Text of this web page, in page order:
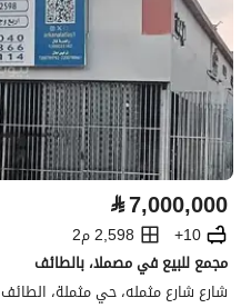
⃁7,000,000
10+
2,598 م2
مجمع للبيع في مصملا، بالطائف
شارع شارع مثمله، حي مثملة، الطائف